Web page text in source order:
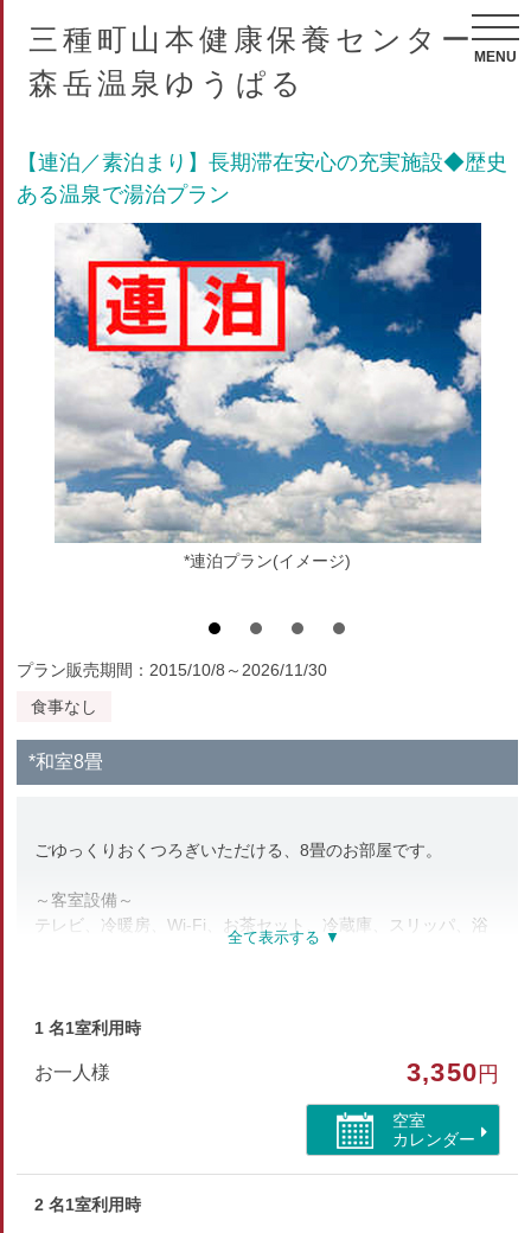
三種町山本健康保養センター
森岳温泉ゆうぱる
MENU
【連泊／素泊まり】長期滞在安心の充実施設◆歴史
ある温泉で湯治プラン
*連泊プラン(イメージ)
プラン販売期間：2015/10/8～2026/11/30
食事なし
*和室8畳
ごゆっくりおくつろぎいただける、8畳のお部屋です。
～客室設備～
テレビ、冷暖房、Wi-Fi、お茶セット、冷蔵庫、スリッパ、浴
お持ち込みいただくか売店での販売もありますのでご利用くだ
観光で長期滞在される方やゆっくり湯治目的でご利用の方も安
1 名1室利用時
お一人様 3,350 円
空室
カレンダー
2 名1室利用時